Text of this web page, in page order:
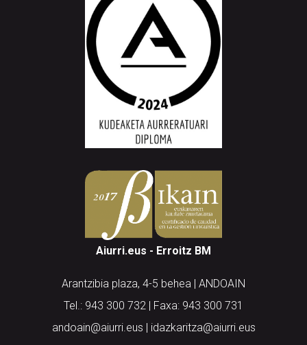
Aiurri.eus - Erroitz BM
Arantzibia plaza, 4-5 behea | ANDOAIN
Tel.: 943 300 732 | Faxa: 943 300 731
andoain@aiurri.eus | idazkaritza@aiurri.eus